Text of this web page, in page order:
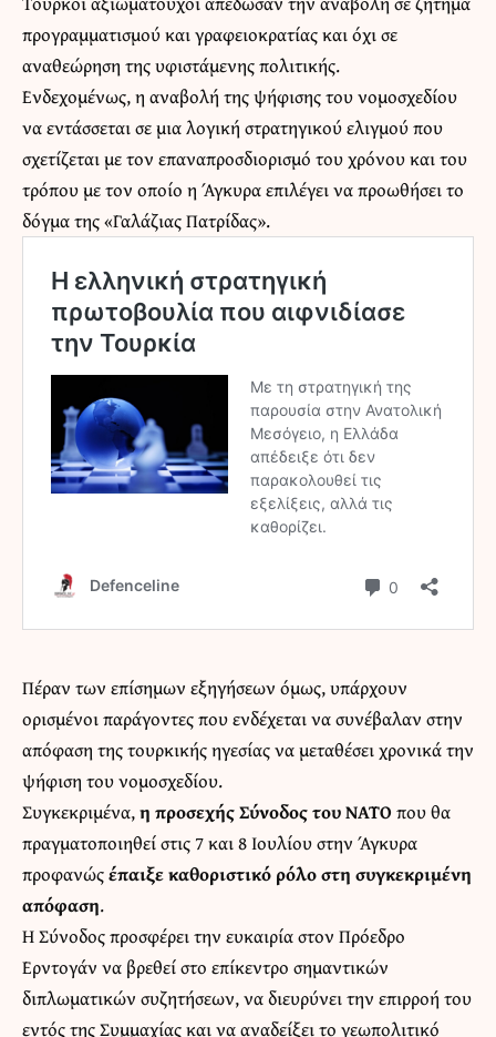
προγραμματισμού και γραφειοκρατίας και όχι σε
αναθεώρηση της υφιστάμενης πολιτικής.
Ενδεχομένως, η αναβολή της ψήφισης του νομοσχεδίου
να εντάσσεται σε μια λογική στρατηγικού ελιγμού που
σχετίζεται με τον επαναπροσδιορισμό του χρόνου και του
τρόπου με τον οποίο η Άγκυρα επιλέγει να προωθήσει το
δόγμα της «Γαλάζιας Πατρίδας».
Πέραν των επίσημων εξηγήσεων όμως, υπάρχουν
ορισμένοι παράγοντες που ενδέχεται να συνέβαλαν στην
απόφαση της τουρκικής ηγεσίας να μεταθέσει χρονικά την
ψήφιση του νομοσχεδίου.
Συγκεκριμένα,η προσεχής Σύνοδος του ΝΑΤΟ που θα
πραγματοποιηθεί στις 7 και 8 Ιουλίου στην Άγκυρα
προφανώςέπαιξε καθοριστικό ρόλο στη συγκεκριμένη
απόφαση.
Η Σύνοδος προσφέρει την ευκαιρία στον Πρόεδρο
Ερντογάν να βρεθεί στο επίκεντρο σημαντικών
διπλωματικών συζητήσεων, να διευρύνει την επιρροή του
εντός της Συμμαχίας και να αναδείξει το γεωπολιτικό